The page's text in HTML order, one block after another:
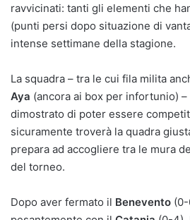
ravvicinati: tanti gli elementi che
(punti persi dopo situazione di
intense settimane della stagione.
La squadra – tra le cui fila milita
Aya (ancora ai box per infortunio)
dimostrato di poter essere
sicuramente troverà la quadra
prepara ad accogliere tra le mura
del torneo.
Dopo aver fermato il Benevento